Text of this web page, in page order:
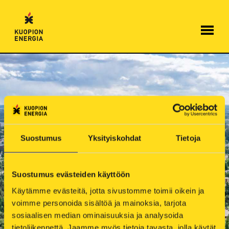
Suostumus Yksityiskohdat Tietoja
Suostumus evästeiden käyttöön
Käytämme evästeitä, jotta sivustomme toimii oikein ja
voimme personoida sisältöä ja mainoksia, tarjota
sosiaalisen median ominaisuuksia ja analysoida
tietoliikennettä. Jaamme myös tietoja tavasta, jolla käytät
sisältöön
MEDIA JA MATERIAALIT
Aidosti kuopiolainen